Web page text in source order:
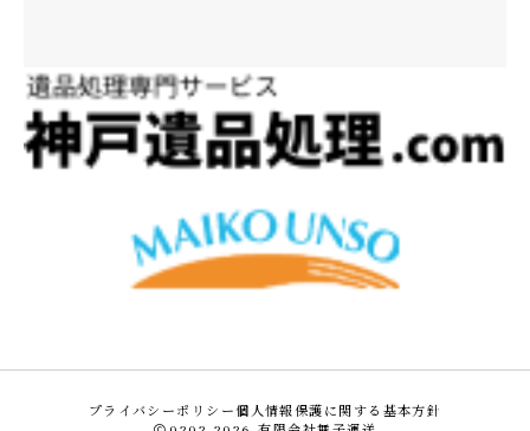
プライバシーポリシー個人情報保護に関する基本方針